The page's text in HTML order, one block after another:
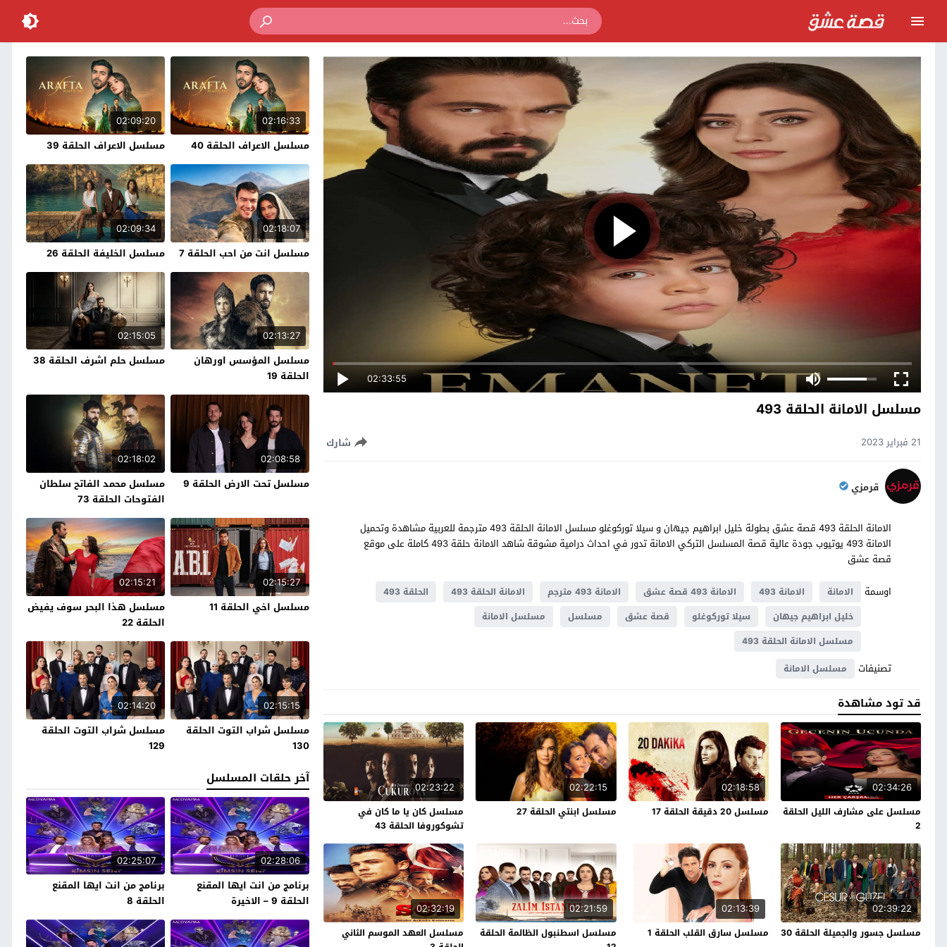
02:33:55
مسلسل الامانة الحلقة 493
21 فبراير 2023 شارك
قرمزي
الامانة الحلقة 493 قصة عشق بطولة خليل ابراهيم جيهان و سيلا توركوغلو مسلسل الامانة الحلقة 493 مترجمة للعربية مشاهدة وتحميل
الامانة 493 يوتيوب جودة عالية قصة المسلسل التركي الامانة تدور في احداث ​​درامية مشوقة شاهد الامانة حلقة 493 كاملة على موقع
قصة عشق
اوسمة
الامانة الامانة 493 الامانة 493 قصة عشق الامانة 493 مترجم الامانة الحلقة 493
الحلقة 493
خليل ابراهيم جيهان
سيلا توركوغلو قصة عشق مسلسل
مسلسل الامانة
مسلسل الامانة الحلقة 493
تصنيفات مسلسل الامانة
قد تود مشاهدة
02:34:26
مسلسل على مشارف الليل الحلقة
2
02:18:58
مسلسل 20 دقيقة الحلقة 17
02:22:15
مسلسل ابنتي الحلقة 27
02:23:22
مسلسل كان يا ما كان في
تشوكوروفا الحلقة 43
02:39:22
مسلسل جسور والجميلة الحلقة 30
02:13:39
مسلسل سارق القلب الحلقة 1
02:21:59
مسلسل اسطنبول الظالمة الحلقة
02:32:19
مسلسل العهد الموسم الثاني
02:16:33
مسلسل الاعراف الحلقة 40
02:09:20
مسلسل الاعراف الحلقة 39
02:18:07
مسلسل انت من احب الحلقة 7
02:09:34
مسلسل الخليفة الحلقة 26
02:13:27
مسلسل المؤسس اورهان
الحلقة 19
02:15:05
مسلسل حلم اشرف الحلقة 38
02:08:58
مسلسل تحت الارض الحلقة 9
02:18:02
مسلسل محمد الفاتح سلطان
الفتوحات الحلقة 73
02:15:27
مسلسل اخي الحلقة 11
02:15:21
مسلسل هذا البحر سوف يفيض
الحلقة 22
02:15:15
مسلسل شراب التوت الحلقة
130
02:14:20
مسلسل شراب التوت الحلقة
129
آخر حلقات المسلسل
02:28:06
برنامج من انت ايها المقنع
الحلقة 9 – الاخيرة
02:25:07
برنامج من انت ايها المقنع
الحلقة 8